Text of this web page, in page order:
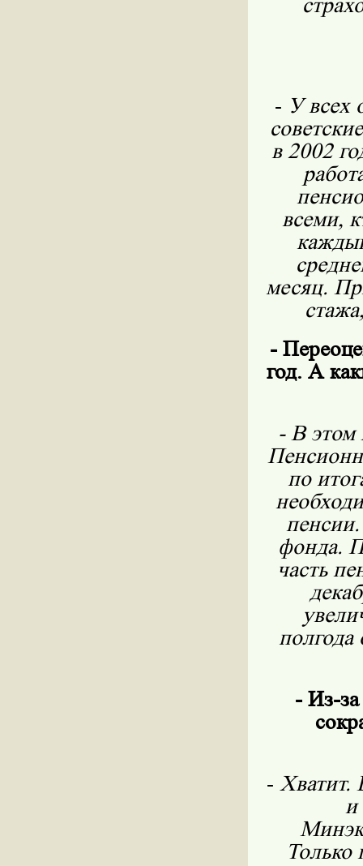
- У всех
в 2002
всеми,
месяц.
-
год. А
- В этом
по
фонда.
часть
полгода
- Из-
- Хватит.
и
Только